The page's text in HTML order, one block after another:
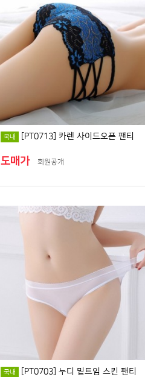
국내 [PT0713] 카렌 사이드오픈 팬티
도매가 회원공개
국내 [PT0703] 누디 밑트임 스킨 팬티